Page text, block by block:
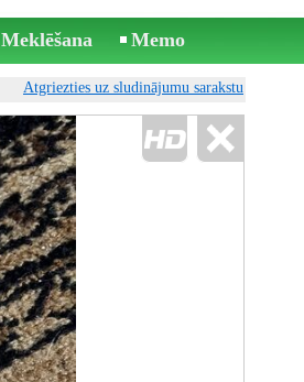
Meklēšana Memo
Atgriezties uz sludinājumu sarakstu